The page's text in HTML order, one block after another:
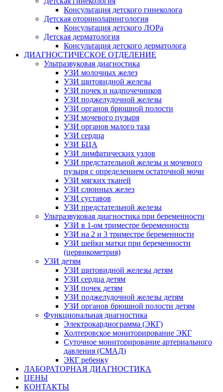
Консультация детского гинеколога
Детская оториноларингология
Консультация детского ЛОРа
Детская дерматология
Консультация детского дерматолога
ДИАГНОСТИЧЕСКОЕ ОТДЕЛЕНИЕ
Ультразвуковая диагностика
УЗИ молочных желез
УЗИ щитовидной железы
УЗИ почек и надпочечников
УЗИ поджелудочной железы
УЗИ органов брюшной полости
УЗИ мочевого пузыря
УЗИ органов малого таза
УЗИ сердца
УЗИ БЦА
УЗИ лимфатических узлов
УЗИ предстательной железы и мочевого
пузыря с определением остаточной мочи
УЗИ мягких тканей
УЗИ слюнных желез
УЗИ суставов
УЗИ предстательной железы
Ультразвуковая диагностика при беременности
УЗИ в 1-ом триместре беременности
УЗИ на 2 и 3 триместре беременности
УЗИ шейки матки при беременности
(цервикометрия)
УЗИ детям
УЗИ щитовидной железы детям
УЗИ сердца детям
УЗИ почек детям
УЗИ поджелудочной железы детям
УЗИ органов брюшной полости детям
Функциональная диагностика
Электрокардиограмма (ЭКГ)
Холтеровское мониторирование ЭКГ
Суточное мониторирование артериального
давления (СМАД)
ЭКГ ребенку
ЛАБОРАТОРНАЯ ДИАГНОСТИКА
ЦЕНЫ
КОНТАКТЫ